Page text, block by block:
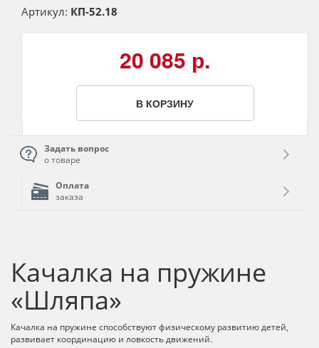
Артикул: КП-52.18
20 085 р.
В КОРЗИНУ
Задать вопрос
о товаре
Оплата
заказа
Качалка на пружине
«Шляпа»
Качалка на пружине способствуют физическому развитию детей,
развивает координацию и ловкость движений.